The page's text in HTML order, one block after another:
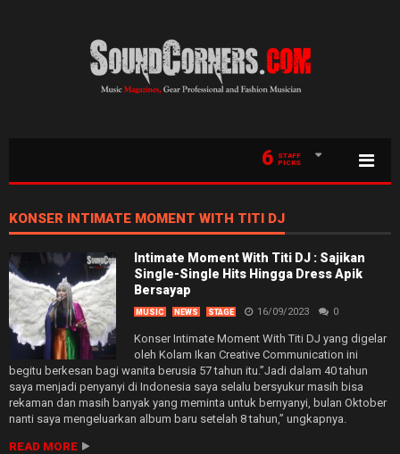
6
STAFF
PICKS
KONSER INTIMATE MOMENT WITH TITI DJ
Intimate Moment With Titi DJ : Sajikan
Single-Single Hits Hingga Dress Apik
Bersayap
MUSIC NEWS STAGE 16/09/2023 0
Konser Intimate Moment With Titi DJ yang digelar
oleh Kolam Ikan Creative Communication ini
begitu berkesan bagi wanita berusia 57 tahun itu.”Jadi dalam 40 tahun
saya menjadi penyanyi di Indonesia saya selalu bersyukur masih bisa
rekaman dan masih banyak yang meminta untuk bernyanyi, bulan Oktober
nanti saya mengeluarkan album baru setelah 8 tahun,” ungkapnya.
READ MORE